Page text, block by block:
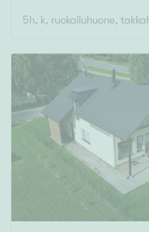
5h, k, ruokailuhuone,